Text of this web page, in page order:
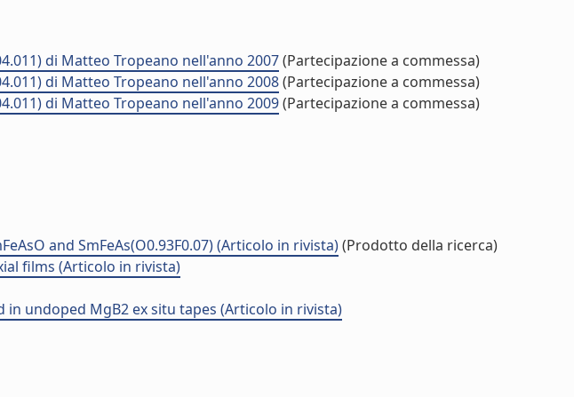
di Matteo Tropeano nell'anno 2007(Partecipazione a commessa)
di Matteo Tropeano nell'anno 2008(Partecipazione a commessa)
di Matteo Tropeano nell'anno 2009(Partecipazione a commessa)
and SmFeAs(O0.93F0.07) (Articolo in rivista)(Prodotto della ricerca)
films (Articolo in rivista)
undoped MgB2 ex situ tapes (Articolo in rivista)